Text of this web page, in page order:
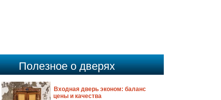
Полезное о дверях
Входная дверь эконом: баланс
цены и качества